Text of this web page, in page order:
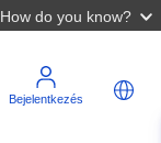
How do you know?
Bejelentkezés